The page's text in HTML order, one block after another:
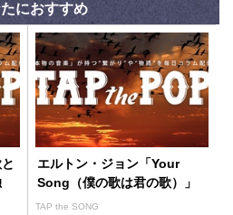
におすすめ
エルトン・ジョン「Your
Song（僕の歌は君の歌）」
TAP the SONG